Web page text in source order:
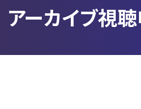
アーカイブ視